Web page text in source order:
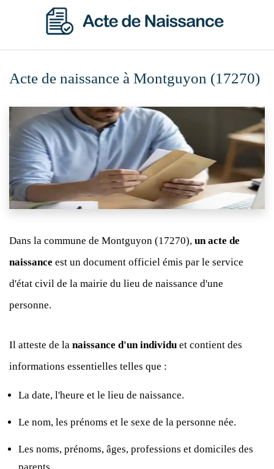
Acte de naissance à Montguyon (17270)
Dans la commune de Montguyon (17270), un acte de
naissance est un document officiel émis par le service
d'état civil de la mairie du lieu de naissance d'une
personne.
Il atteste de la naissance d'un individu et contient des
informations essentielles telles que :
La date, l'heure et le lieu de naissance.
Le nom, les prénoms et le sexe de la personne née.
Les noms, prénoms, âges, professions et domiciles des